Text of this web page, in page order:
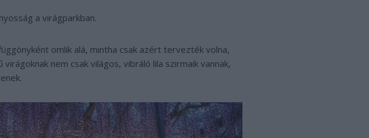
a virágparkban.
omlik alá, mintha csak azért tervezték volna,
nem csak világos, vibráló lila szirmaik vannak,